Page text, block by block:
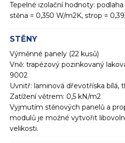
Tepelné izolační hodnoty: podlaha
stěna = 0,350 W/m2K, strop =
STĚNY
Výměnné panely (22 kusů)
Vně: trapézový pozinkovaný
9002
Uvnitř: laminová dřevotříska bílá,
Zatížení větrem: 0,5 kN/m2
Vyjmutím stěnových panelů a
modulů je možné vytvořit
velikosti.